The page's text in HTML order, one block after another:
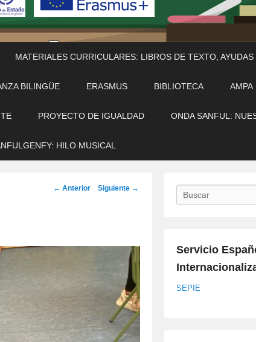
MATERIALES CURRICULARES: LIBROS DE TEXTO, AYUDAS
BILINGÜE ERASMUS BIBLIOTECA AMPA
PROYECTO DE IGUALDAD ONDA SANFUL:
HILO MUSICAL
Navegación
← Anterior Siguiente → Buscar
Servicio
SEPIE